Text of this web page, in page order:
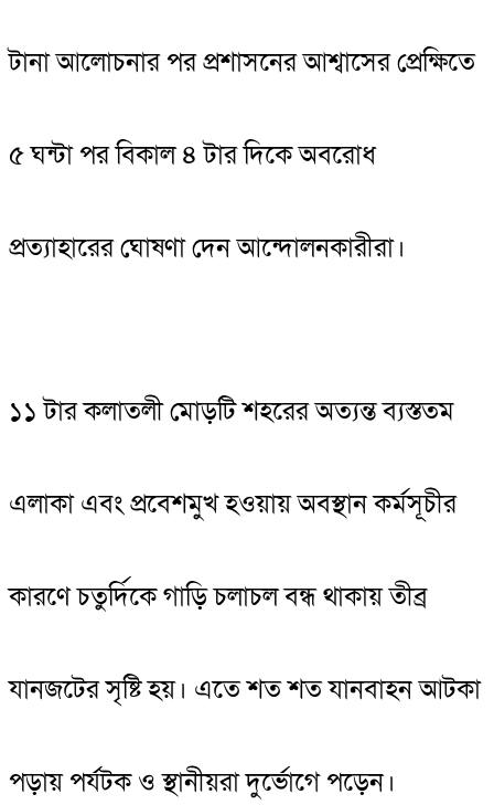
টানা আলোচনার পর প্রশাসনের আশ্বাসের প্রেক্ষিতে
৫ ঘন্টা পর বিকাল ৪ টার দিকে অবরোধ
প্রত্যাহারের ঘোষণা দেন আন্দোলনকারীরা।
১১ টার কলাতলী মোড়টি শহরের অত্যন্ত ব্যস্ততম
এলাকা এবং প্রবেশমুখ হওয়ায় অবস্থান কর্মসূচীর
কারণে চতুর্দিকে গাড়ি চলাচল বন্ধ থাকায় তীব্র
যানজটের সৃষ্টি হয়। এতে শত শত যানবাহন আটকা
পড়ায় পর্যটক ও স্থানীয়রা দুর্ভোগে পড়েন।